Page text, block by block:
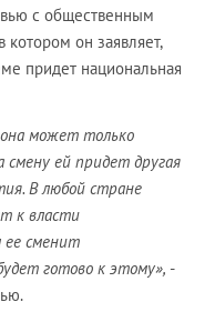
с общественным
он заявляет,
придет национальная
может только
смену ей придет другая
В любой стране
к власти
ее сменит
готово к этому», -